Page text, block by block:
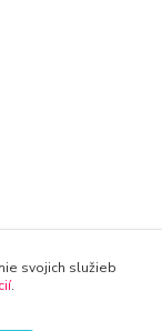
svojich služieb
.